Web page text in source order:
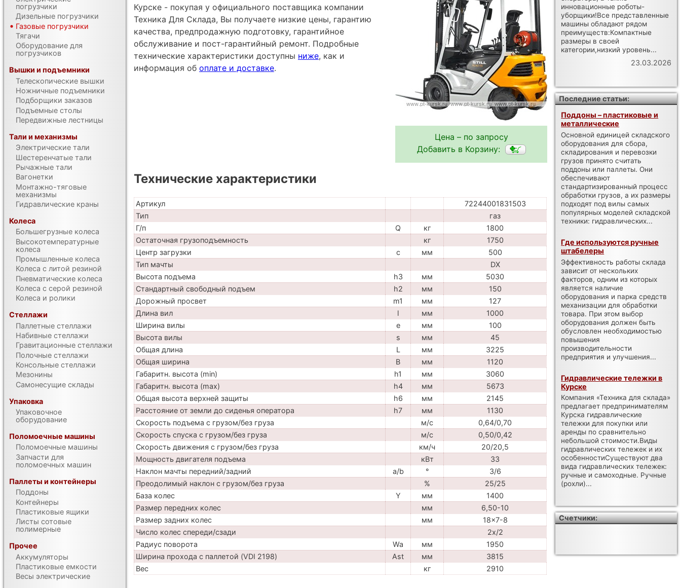
Цена – по запросу
Добавить в Корзину:
Курске - покупая у официального поставщика компании
Техника Для Склада, Вы получаете низкие цены, гарантию
качества, предпродажную подготовку, гарантийное
обслуживание и пост-гарантийный ремонт. Подробные
технические характеристики доступны ниже, как и
информация об оплате и доставке.
Технические характеристики
Артикул
72244001831503
Тип
газ
Г/п
Q кг
1800
Остаточная грузоподъемность
кг
1750
Центр загрузки
c мм
500
Тип мачты
DX
Высота подъема
h3 мм
5030
Стандартный свободный подъем
h2 мм
150
Дорожный просвет
m1 мм
127
Длина вил
l мм
1000
Ширина вилы
e мм
100
Высота вилы
s мм
45
Общая длина
L мм
3225
Общая ширина
B мм
1120
Габаритн. высота (min)
h1 мм
3060
Габаритн. высота (max)
h4 мм
5673
Общая высота верхней защиты
h6 мм
2145
Расстояние от земли до сиденья оператора
h7 мм
1130
Скорость подъема с грузом/без груза
м/с
0,64/0,70
Скорость спуска с грузом/без груза
м/с
0,50/0,42
Скорость движения с грузом/без груза
км/ч
20/20,5
Мощность двигателя подъема
кВт
33
Наклон мачты передний/задний
a/b °
3/6
Преодолимый наклон с грузом/без груза
%
25/25
База колес
Y мм
1400
Размер передних колес
мм
6,50-10
Размер задних колес
мм
18x7-8
Число колес спереди/сзади
2x/2
Радиус поворота
Wa мм
1950
Ширина прохода с паллетой (VDI 2198)
Ast мм
3815
Вес
кг 2910
погрузчики
Дизельные погрузчики
Газовые погрузчики
Тягачи
Оборудование для
погрузчиков
Вышки и подъемники
Телескопические вышки
Ножничные подъемники
Подборщики заказов
Подъемные столы
Передвижные лестницы
Тали и механизмы
Электрические тали
Шестеренчатые тали
Рычажные тали
Вагонетки
Монтажно-тяговые
механизмы
Гидравлические краны
Колеса
Большегрузные колеса
Высокотемпературные
колеса
Промышленные колеса
Колеса с литой резиной
Пневматические колеса
Колеса с серой резиной
Колеса и ролики
Стеллажи
Паллетные стеллажи
Набивные стеллажи
Гравитационные стеллажи
Полочные стеллажи
Консольные стеллажи
Мезонины
Самонесущие склады
Упаковка
Упаковочное
оборудование
Поломоечные машины
Поломоечные машины
Запчасти для
поломоечных машин
Паллеты и контейнеры
Поддоны
Контейнеры
Пластиковые ящики
Листы сотовые
полимерные
Прочее
Аккумуляторы
Пластиковые емкости
Весы электрические
инновационные роботы-
уборщики!Все представленные
машины обладают рядом
преимуществ:Компактные
размеры в своей
категории,низкий уровень...
23.03.2026
Последние статьи:
Поддоны – пластиковые и
металлические
Основной единицей складского
оборудования для сбора,
складирования и перевозки
грузов принято считать
поддоны или паллеты. Они
обеспечивают
стандартизированный процесс
обработки грузов, а их размеры
подходят под вилы самых
популярных моделей складской
техники: гидравлических...
Где используются ручные
штабелеры
Эффективность работы склада
зависит от нескольких
факторов, одним из которых
является наличие
оборудования и парка средств
механизации для обработки
товара. При этом выбор
оборудования должен быть
обусловлен необходимостью
повышения
производительности
предприятия и улучшения...
Гидравлические тележки в
Курске
Компания «Техника для склада»
предлагает предпринимателям
Курска гидравлические
тележки для покупки или
аренды по сравнительно
небольшой стоимости.Виды
гидравлических тележек и их
особенностиСуществуют два
вида гидравлических тележек:
ручные и самоходные. Ручные
(рохли)...
Счетчики: